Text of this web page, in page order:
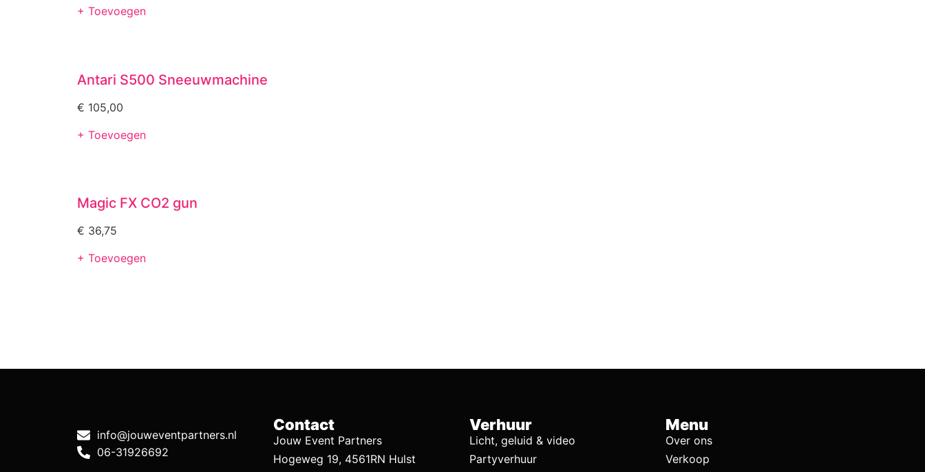
+ Toevoegen
Antari S500 Sneeuwmachine
€ 105,00
+ Toevoegen
Magic FX CO2 gun
€ 36,75
+ Toevoegen
info@jouweventpartners.nl
06-31926692
Contact
Jouw Event Partners
Hogeweg 19, 4561RN Hulst
Verhuur
Licht, geluid & video
Partyverhuur
Menu
Over ons
Verkoop